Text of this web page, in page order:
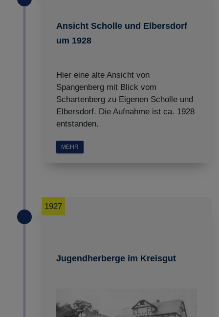
Ansicht Scholle und Elbersdorf
um 1928
Hier eine alte Ansicht von
Spangenberg mit Blick vom
Schartenberg zu Eigenen Scholle und
Elbersdorf. Die Aufnahme ist ca. 1928
entstanden.
MEHR
Jugendherberge im Kreisgut
1927